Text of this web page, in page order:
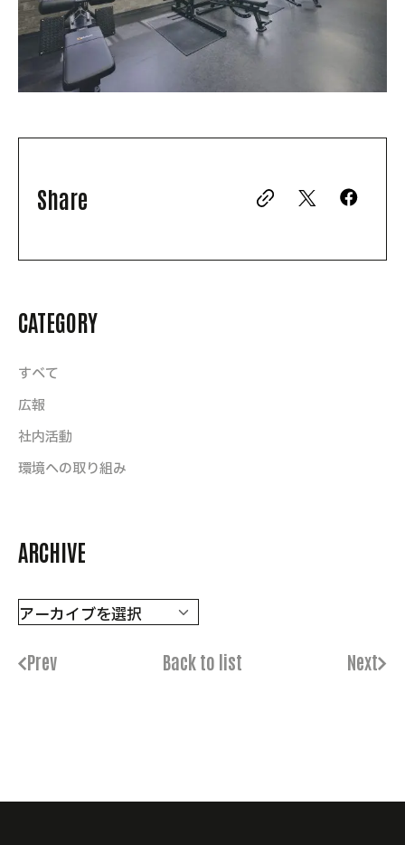
Share
CATEGORY
すべて
広報
社内活動
環境への取り組み
ARCHIVE
Prev Back to list Next